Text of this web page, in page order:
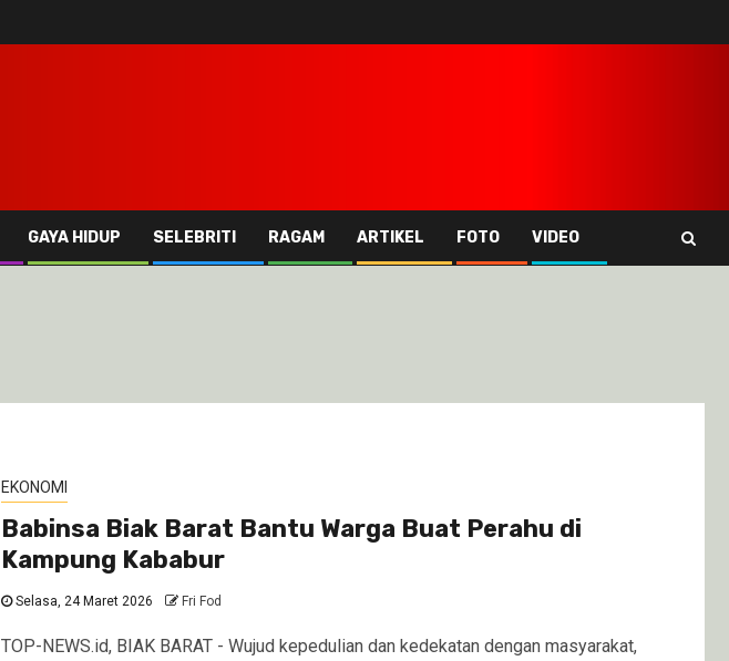
GAYA HIDUP SELEBRITI RAGAM ARTIKEL FOTO VIDEO
EKONOMI
Babinsa Biak Barat Bantu Warga Buat Perahu di
Kampung Kababur
Selasa, 24 Maret 2026 Fri Fod
TOP-NEWS.id, BIAK BARAT - Wujud kepedulian dan kedekatan dengan masyarakat,